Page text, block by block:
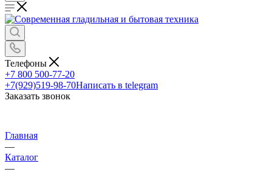
Телефоны
+7 800 500-77-20
+7(929)519-98-70Написать в telegram
Заказать звонок
Главная
—
Каталог
—